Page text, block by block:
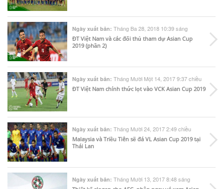
Ngày xuất bản: Tháng Ba 28, 2018 10:39 sáng
ĐT Việt Nam và các đối thủ tham dự Asian Cup
2019 (phần 2)
Ngày xuất bản: Tháng Mười Một 14, 2017 9:37 chiều
ĐT Việt Nam chính thức lọt vào VCK Asian Cup 2019
Ngày xuất bản: Tháng Mười 24, 2017 2:49 chiều
Malaysia và Triều Tiên sẽ đá VL Asian Cup 2019 tại
Thái Lan
Ngày xuất bản: Tháng Mười 13, 2017 8:48 sáng